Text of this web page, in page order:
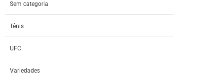
Sem categoria
Tênis
UFC
Variedades